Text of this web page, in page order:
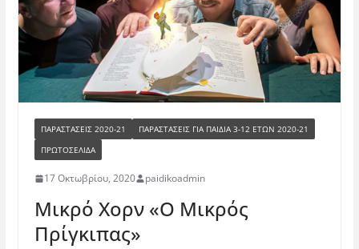
ΠΑΡΑΣΤΑΣΕΙΣ 2020-21
ΠΑΡΑΣΤΆΣΕΙΣ ΓΙΑ ΠΑΙΔΙΆ 3-12 ΕΤΏΝ 2020-21
ΠΡΩΤΟΣΕΛΙΔΑ
17 Οκτωβρίου, 2020 paidikoadmin
Μικρό Χορν «Ο Μικρός
Πρίγκιπας»